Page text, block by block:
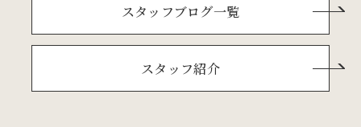
スタッフブログ一覧
スタッフ紹介